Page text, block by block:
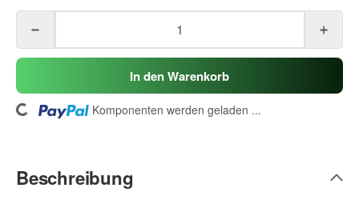
In den Warenkorb
Loading... Komponenten werden geladen ...
Beschreibung